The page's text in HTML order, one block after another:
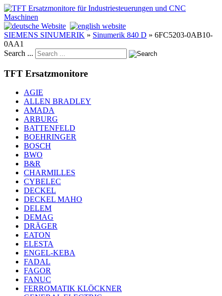
SIEMENS SINUMERIK » Sinumerik 840 D » 6FC5203‐0AB10‐
0AA1
Search ...
TFT Ersatzmonitore
AGIE
ALLEN BRADLEY
AMADA
ARBURG
BATTENFELD
BOEHRINGER
BOSCH
BWO
B&R
CHARMILLES
CYBELEC
DECKEL
DECKEL MAHO
DELEM
DEMAG
DRÄGER
EATON
ELESTA
ENGEL-KEBA
FADAL
FAGOR
FANUC
FERROMATIK KLÖCKNER